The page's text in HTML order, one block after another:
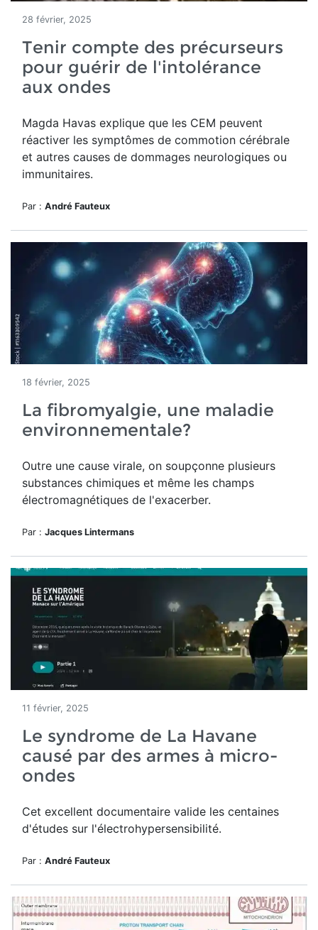
28 février, 2025
Tenir compte des précurseurs
pour guérir de l'intolérance
aux ondes
Magda Havas explique que les CEM peuvent
réactiver les symptômes de commotion cérébrale
et autres causes de dommages neurologiques ou
immunitaires.
Par : André Fauteux
18 février, 2025
La fibromyalgie, une maladie
environnementale?
Outre une cause virale, on soupçonne plusieurs
substances chimiques et même les champs
électromagnétiques de l'exacerber.
Par : Jacques Lintermans
11 février, 2025
Le syndrome de La Havane
causé par des armes à micro-
ondes
Cet excellent documentaire valide les centaines
d'études sur l'électrohypersensibilité.
Par : André Fauteux